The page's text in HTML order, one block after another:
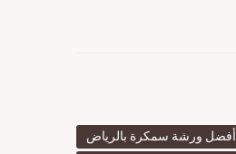
أفضل ورشة سمكرة بالرياض